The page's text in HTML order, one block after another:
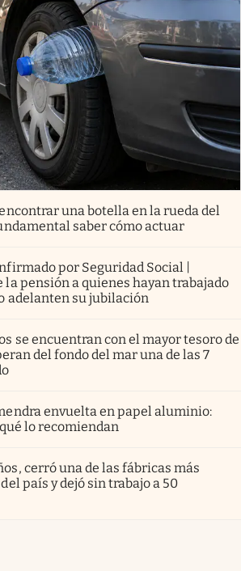
una botella en la rueda del
saber cómo actuar
por Seguridad Social |
la pensión a quienes hayan trabajado
adelanten su jubilación
se encuentran con el mayor tesoro de
del fondo del mar una de las 7
envuelta en papel aluminio:
lo recomiendan
cerró una de las fábricas más
país y dejó sin trabajo a 50